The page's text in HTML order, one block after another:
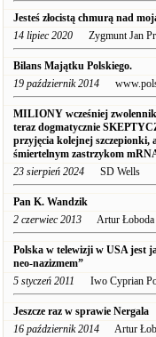
Jesteś złocistą chmurą nad
14 lipiec 2020 Zygmunt Jan
Bilans Majątku Polskiego.
19 październik 2014
MILIONY wcześniej
teraz dogmatycznie
przyjęcia kolejnej szczepionki,
śmiertelnym zastrzykom
23 sierpień 2024 SD Wells
Pan K. Wandzik
2 czerwiec 2013 Artur Łoboda
Polska w telewizji w USA jest
neo-nazizmem”
5 styczeń 2011 Iwo Cyprian
Jeszcze raz w sprawie Nergala
16 październik 2014 Artur